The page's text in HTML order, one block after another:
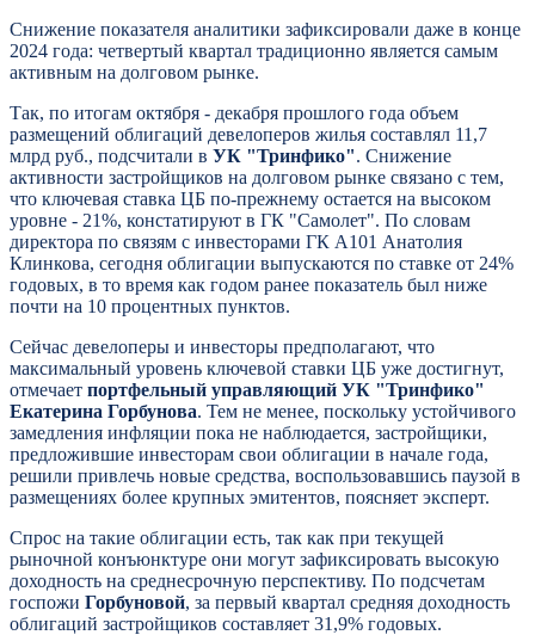
Снижение показателя аналитики зафиксировали даже в конце
2024 года: четвертый квартал традиционно является самым
активным на долговом рынке.
Так, по итогам октября - декабря прошлого года объем
размещений облигаций девелоперов жилья составлял 11,7
млрд руб., подсчитали в УК "Тринфико". Снижение
активности застройщиков на долговом рынке связано с тем,
что ключевая ставка ЦБ по-прежнему остается на высоком
уровне - 21%, констатируют в ГК "Самолет". По словам
директора по связям с инвесторами ГК А101 Анатолия
Клинкова, сегодня облигации выпускаются по ставке от 24%
годовых, в то время как годом ранее показатель был ниже
почти на 10 процентных пунктов.
Сейчас девелоперы и инвесторы предполагают, что
максимальный уровень ключевой ставки ЦБ уже достигнут,
отмечает портфельный управляющий УК "Тринфико"
Екатерина Горбунова. Тем не менее, поскольку устойчивого
замедления инфляции пока не наблюдается, застройщики,
предложившие инвесторам свои облигации в начале года,
решили привлечь новые средства, воспользовавшись паузой в
размещениях более крупных эмитентов, поясняет эксперт.
Спрос на такие облигации есть, так как при текущей
рыночной конъюнктуре они могут зафиксировать высокую
доходность на среднесрочную перспективу. По подсчетам
госпожи Горбуновой, за первый квартал средняя доходность
облигаций застройщиков составляет 31,9% годовых.